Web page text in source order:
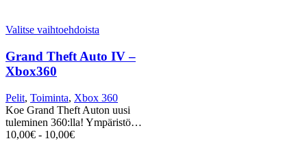
Valitse vaihtoehdoista
Grand Theft Auto IV –
Xbox360
Pelit, Toiminta, Xbox 360
Koe Grand Theft Auton uusi
tuleminen 360:lla! Ympäristö…
10,00€ - 10,00€